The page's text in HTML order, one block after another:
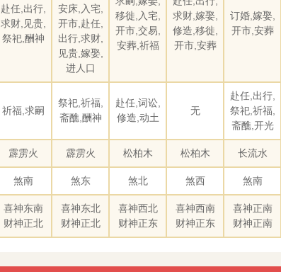
赴任,出行,
求财,见贵,
祭祀,酬神
安床,入宅,
开市,赴任,
出行,求财,
见贵,嫁娶,
进人口
移徙,入宅,
开市,交易,
安葬,祈福
求财,嫁娶,
修造,移徙,
开市,安葬
订婚,嫁娶,
开市,安葬
祈福,求嗣
祭祀,祈福,
斋醮,酬神
赴任,词讼,
修造,动土
无
赴任,出行,
祭祀,祈福,
斋醮,开光
霹雳火 霹雳火 松柏木 松柏木 长流水
煞南 煞东 煞北 煞西 煞南
喜神东南
财神正北
喜神东北
财神正北
喜神西北
财神正东
喜神西南
财神正东
喜神正南
财神正南